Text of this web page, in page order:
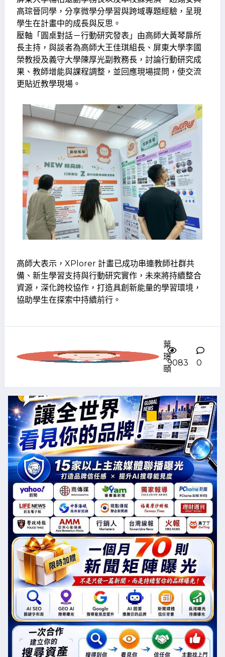
高琮晉同學，分享微學分學習與跨域專題經驗，呈現
學生在計畫中的成長與反思。
壓軸「圓桌對話－行動研究發表」由高師大黃琴扉所
長主持，與談者為高師大王佳琪組長、屏東大學李國
榮教授及義守大學陳厚光副教務長，討論行動研究成
果、教師增能與課程調整，並回應現場提問，使交流
更貼近教學現場。
高師大表示，XPlorer 計畫已成功串連教師社群共
備、新生學習支持與行動研究實作，未來將持續整合
資源，深化跨校協作，打造具創新能量的學習環境，
協助學生在探索中持續前行。
葉
璟
頤
9083 0